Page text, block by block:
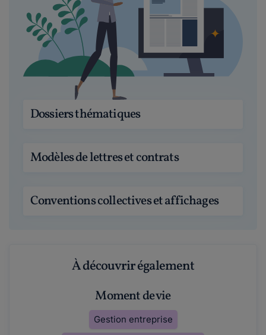
Dossiers thématiques
Modèles de lettres et contrats
Conventions collectives et affichages
À découvrir également
Moment de vie
Gestion entreprise